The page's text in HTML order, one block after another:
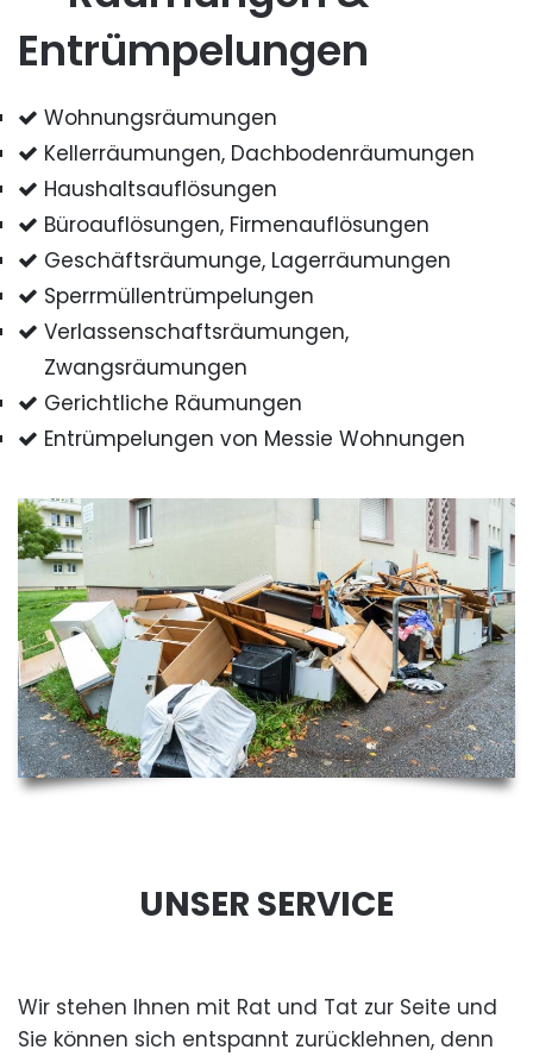
Entrümpelungen
Wohnungsräumungen
Kellerräumungen, Dachbodenräumungen
Haushaltsauflösungen
Büroauflösungen, Firmenauflösungen
Geschäftsräumunge, Lagerräumungen
Sperrmüllentrümpelungen
Verlassenschaftsräumungen,
Zwangsräumungen
Gerichtliche Räumungen
Entrümpelungen von Messie Wohnungen
UNSER SERVICE
Wir stehen Ihnen mit Rat und Tat zur Seite und
Sie können sich entspannt zurücklehnen, denn